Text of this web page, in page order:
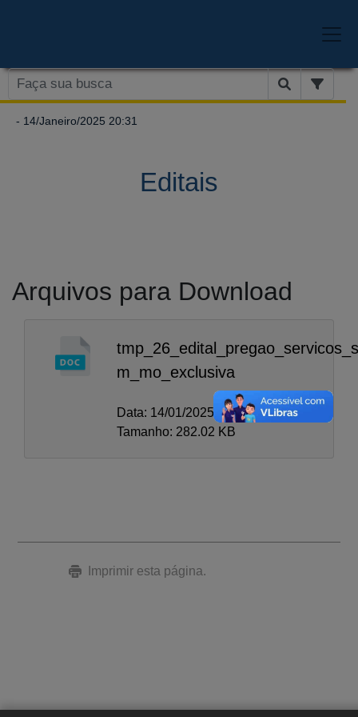
- 14/Janeiro/2025 20:31
Editais
Arquivos para Download
m_mo_exclusiva
Data: 14/01/2025
Tamanho: 282.02 KB
Imprimir esta página.